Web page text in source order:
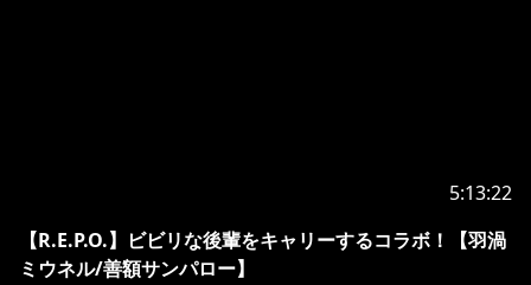
5:13:22
【R.E.P.O.】ビビリな後輩をキャリーするコラボ！【羽渦
ミウネル/善額サンパロー】